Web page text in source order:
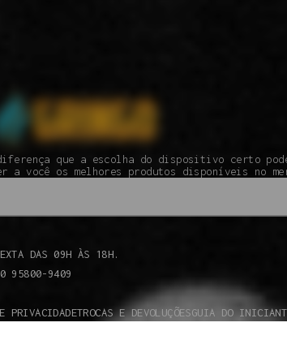
diferença que a escolha do dispositivo certo
você os melhores produtos disponíveis no
DAS 09H ÀS 18H.
95800-9409
PRIVACIDADETROCAS E DEVOLUÇÕESGUIA DO